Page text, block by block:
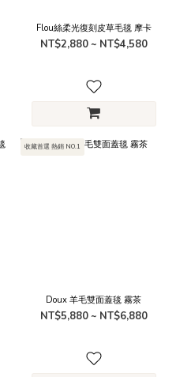
Flou絲柔光復刻皮草毛毯 摩卡
NT$2,880 ~ NT$4,580
收藏首選 熱銷 NO.1
Doux 羊毛雙面蓋毯 霧茶
NT$5,880 ~ NT$6,880